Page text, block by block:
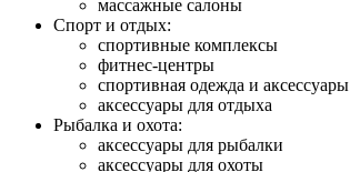
массажные салоны
Спорт и отдых:
спортивные комплексы
фитнес-центры
спортивная одежда и аксессуары
аксессуары для отдыха
Рыбалка и охота:
аксессуары для рыбалки
аксессуары для охоты